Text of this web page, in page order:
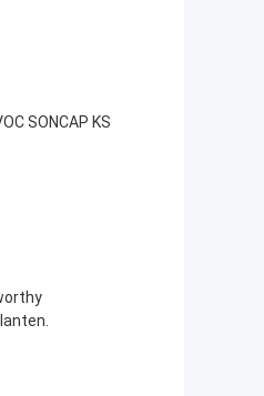
SONCAP KS